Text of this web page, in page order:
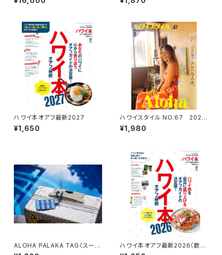
バスサコッシュ】
ハワイ本オアフ最新2027
¥1,650
ハワイスタイル NO.67 2026
年1月28日発売
¥1,980
ALOHA PALAKA TAG〈スーツ
ケース用ラゲッジタグ〉
ハワイ本オアフ最新2026〈数量
限定 ALOHA PALAKA TAG 先